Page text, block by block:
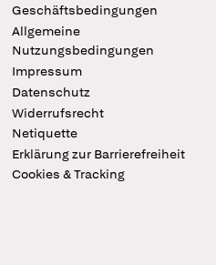
Geschäftsbedingungen
Allgemeine
Nutzungsbedingungen
Impressum
Datenschutz
Widerrufsrecht
Netiquette
Erklärung zur Barrierefreiheit
Cookies & Tracking